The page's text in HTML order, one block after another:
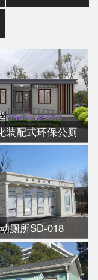
装配式环保公厕
厕所SD-018